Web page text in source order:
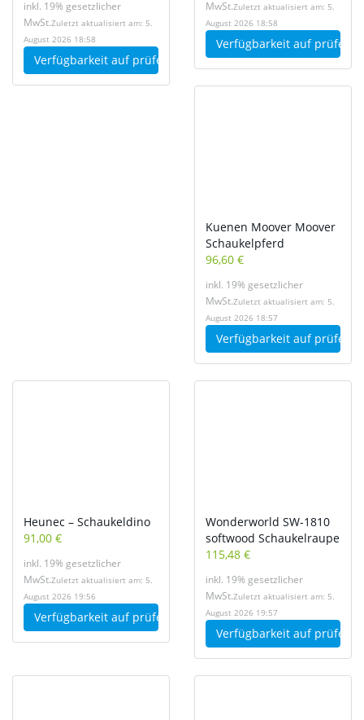
inkl. 19% gesetzlicher
MwSt.Zuletzt aktualisiert am: 5.
August 2026 18:58
Verfügbarkeit auf prüfen
MwSt.Zuletzt aktualisiert am: 5.
August 2026 18:58
Verfügbarkeit auf prüfen
Kuenen Moover Moover
Schaukelpferd
96,60 €
inkl. 19% gesetzlicher
MwSt.Zuletzt aktualisiert am: 5.
August 2026 18:57
Verfügbarkeit auf prüfen
Heunec – Schaukeldino
91,00 €
inkl. 19% gesetzlicher
MwSt.Zuletzt aktualisiert am: 5.
August 2026 19:56
Verfügbarkeit auf prüfen
Wonderworld SW-1810
softwood Schaukelraupe
115,48 €
inkl. 19% gesetzlicher
MwSt.Zuletzt aktualisiert am: 5.
August 2026 19:57
Verfügbarkeit auf prüfen